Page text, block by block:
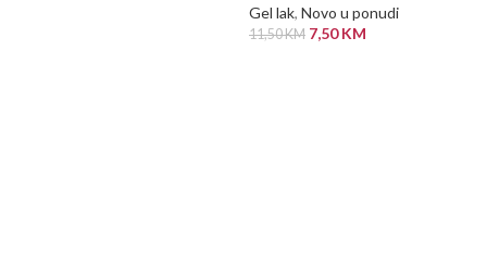
Gel lak, Novo u ponudi
11,50KM 7,50KM